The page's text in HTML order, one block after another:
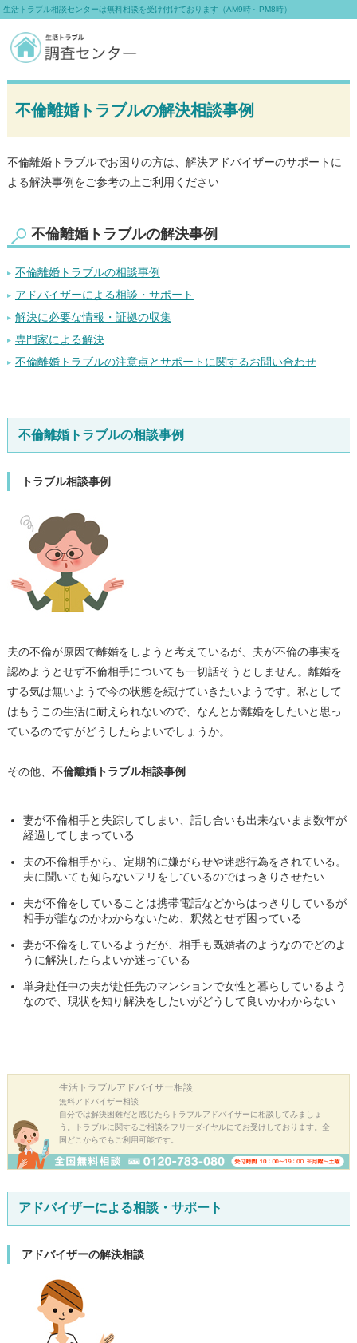
不倫離婚トラブルの解決相談事例
不倫離婚トラブルでお困りの方は、解決アドバイザーのサポートに
よる解決事例をご参考の上ご利用ください
不倫離婚トラブルの解決事例
不倫離婚トラブルの相談事例
アドバイザーによる相談・サポート
解決に必要な情報・証拠の収集
専門家による解決
不倫離婚トラブルの注意点とサポートに関するお問い合わせ
不倫離婚トラブルの相談事例
トラブル相談事例
夫の不倫が原因で離婚をしようと考えているが、夫が不倫の事実を
認めようとせず不倫相手についても一切話そうとしません。離婚を
する気は無いようで今の状態を続けていきたいようです。私として
はもうこの生活に耐えられないので、なんとか離婚をしたいと思っ
ているのですがどうしたらよいでしょうか。
その他、 不倫離婚トラブル相談事例
妻が不倫相手と失踪してしまい、話し合いも出来ないまま数年が
経過してしまっている
夫の不倫相手から、定期的に嫌がらせや迷惑行為をされている。
夫に聞いても知らないフリをしているのではっきりさせたい
夫が不倫をしていることは携帯電話などからはっきりしているが
相手が誰なのかわからないため、釈然とせず困っている
妻が不倫をしているようだが、相手も既婚者のようなのでどのよ
うに解決したらよいか迷っている
単身赴任中の夫が赴任先のマンションで女性と暮らしているよう
なので、現状を知り解決をしたいがどうして良いかわからない
生活トラブルアドバイザー相談
無料アドバイザー相談
自分では解決困難だと感じたらトラブルアドバイザーに相談してみましょ
う。トラブルに関するご相談をフリーダイヤルにてお受けしております。全
国どこからでもご利用可能です。
アドバイザーによる相談・サポート
アドバイザーの解決相談
生活トラブル相談センターは無料相談を受け付けております（AM9時～PM8時）